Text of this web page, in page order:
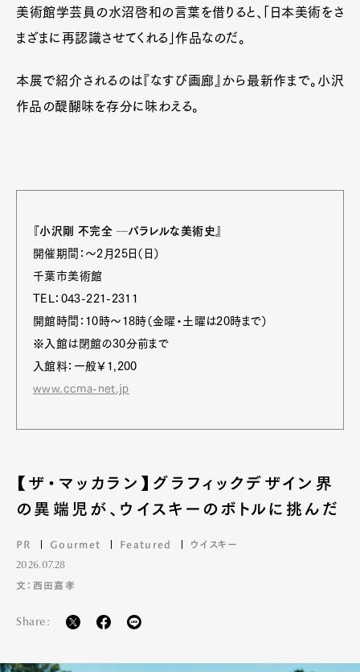
美術館学芸員の水沼啓和の言葉を借りると、「日本美術をさ
まざまに再認識させてくれる」作品なのだ。
本展で紹介されるのは『なすび画廊』から最新作まで。小沢
作品の醍醐味を存分に味わえる。
『小沢剛 不完全 ─パラレルな美術史』
開催期間：～2月25日（日）
千葉市美術館
TEL：043-221-2311
開館時間：10時～18時（金曜・土曜は20時まで）
※入館は閉館の30分前まで
入館料：一般￥1,200
www.ccma-net.jp
【ザ・マッカラン】グラフィックデザイン界
の異端児が、ウイスキーのボトルに挑んだ
PR Gourmet Featured ウイスキー
2026.07.28
文：西田嘉孝
Share: